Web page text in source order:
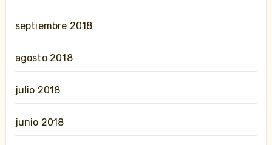
septiembre 2018
agosto 2018
julio 2018
junio 2018